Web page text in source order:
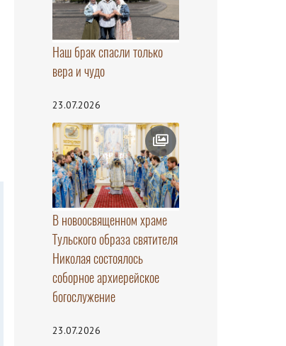
Наш брак спасли только
вера и чудо
23.07.2026
В новоосвященном храме
Тульского образа святителя
Николая состоялось
соборное архиерейское
богослужение
23.07.2026